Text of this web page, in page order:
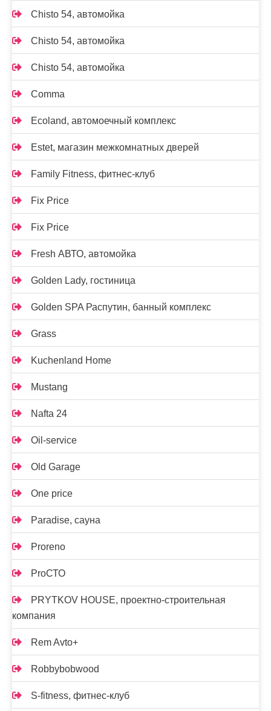
Chisto 54, автомойка
Chisto 54, автомойка
Chisto 54, автомойка
Comma
Ecoland, автомоечный комплекс
Estet, магазин межкомнатных дверей
Family Fitness, фитнес-клуб
Fix Price
Fix Price
Fresh АВТО, автомойка
Golden Lady, гостиница
Golden SPA Распутин, банный комплекс
Grass
Kuchenland Home
Mustang
Nafta 24
Oil-service
Old Garage
One price
Paradise, сауна
Proreno
ProСТО
PRYTKOV HOUSE, проектно-строительная
компания
Rem Avto+
Robbybobwood
S-fitness, фитнес-клуб